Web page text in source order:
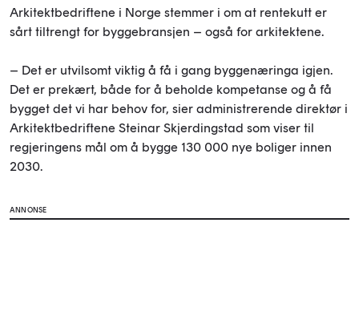
Arkitektbedriftene i Norge stemmer i om at rentekutt er
sårt tiltrengt for byggebransjen – også for arkitektene.
– Det er utvilsomt viktig å få i gang byggenæringa igjen.
Det er prekært, både for å beholde kompetanse og å få
bygget det vi har behov for, sier administrerende direktør i
Arkitektbedriftene Steinar Skjerdingstad som viser til
regjeringens mål om å bygge 130 000 nye boliger innen
2030.
ANNONSE